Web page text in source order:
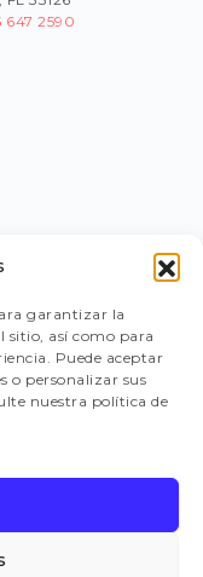
garantizar la
sitio, así como para
Puede aceptar
o personalizar sus
nuestra política de
647 2590